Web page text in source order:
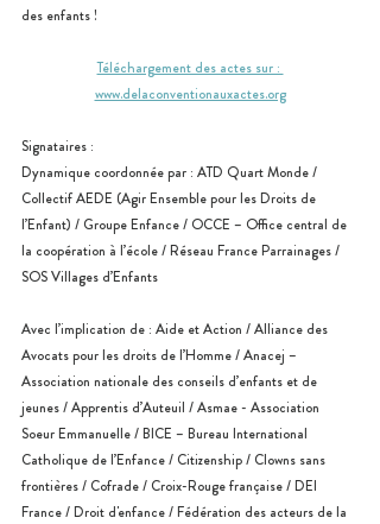
des enfants !
Téléchargement des actes sur :
www.delaconventionauxactes.org
Signataires :
Dynamique coordonnée par : ATD Quart Monde /
Collectif AEDE (Agir Ensemble pour les Droits de
l’Enfant) / Groupe Enfance / OCCE – Office central de
la coopération à l’école / Réseau France Parrainages /
SOS Villages d’Enfants
Avec l’implication de : Aide et Action / Alliance des
Avocats pour les droits de l’Homme / Anacej –
Association nationale des conseils d’enfants et de
jeunes / Apprentis d’Auteuil / Asmae - Association
Soeur Emmanuelle / BICE – Bureau International
Catholique de l’Enfance / Citizenship / Clowns sans
frontières / Cofrade / Croix-Rouge française / DEI
France / Droit d'enfance / Fédération des acteurs de la